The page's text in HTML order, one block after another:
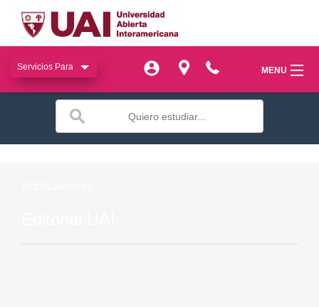
Servicios Para MENU
miUAI
Servicios Para MENU
Bienestar